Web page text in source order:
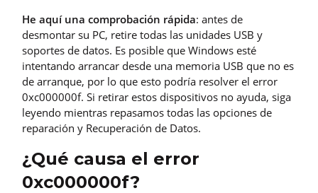
He aquí una comprobación rápida: antes de
desmontar su PC, retire todas las unidades USB y
soportes de datos. Es posible que Windows esté
intentando arrancar desde una memoria USB que no es
de arranque, por lo que esto podría resolver el error
0xc000000f. Si retirar estos dispositivos no ayuda, siga
leyendo mientras repasamos todas las opciones de
reparación y Recuperación de Datos.
¿Qué causa el error
0xc000000f?